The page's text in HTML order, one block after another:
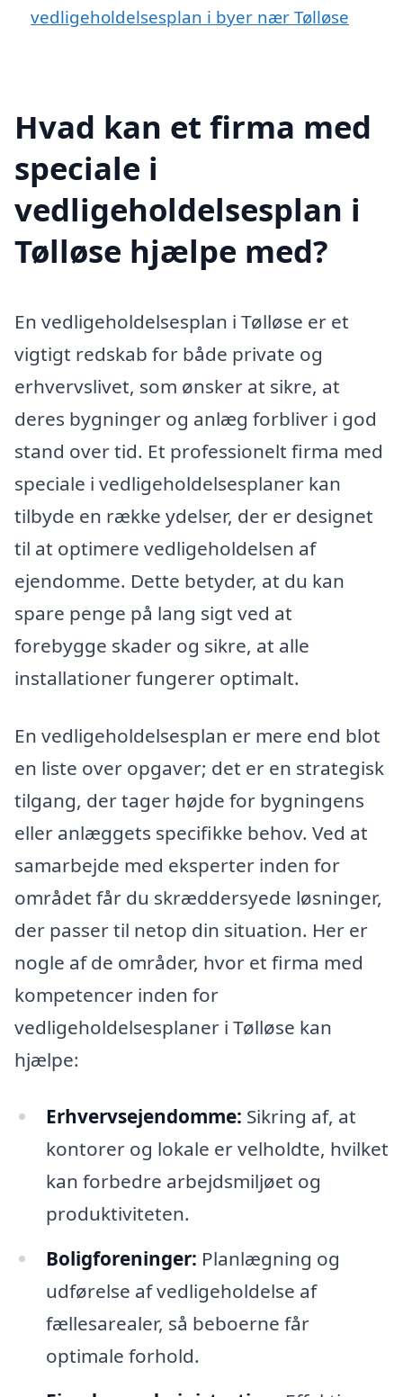
vedligeholdelsesplan i byer nær Tølløse
Hvad kan et firma med
speciale i
vedligeholdelsesplan i
Tølløse hjælpe med?
En vedligeholdelsesplan i Tølløse er et
vigtigt redskab for både private og
erhvervslivet, som ønsker at sikre, at
deres bygninger og anlæg forbliver i god
stand over tid. Et professionelt firma med
speciale i vedligeholdelsesplaner kan
tilbyde en række ydelser, der er designet
til at optimere vedligeholdelsen af
ejendomme. Dette betyder, at du kan
spare penge på lang sigt ved at
forebygge skader og sikre, at alle
installationer fungerer optimalt.
En vedligeholdelsesplan er mere end blot
en liste over opgaver; det er en strategisk
tilgang, der tager højde for bygningens
eller anlæggets specifikke behov. Ved at
samarbejde med eksperter inden for
området får du skræddersyede løsninger,
der passer til netop din situation. Her er
nogle af de områder, hvor et firma med
kompetencer inden for
vedligeholdelsesplaner i Tølløse kan
hjælpe:
Erhvervsejendomme: Sikring af, at
kontorer og lokale er velholdte, hvilket
kan forbedre arbejdsmiljøet og
produktiviteten.
Boligforeninger: Planlægning og
udførelse af vedligeholdelse af
fællesarealer, så beboerne får
optimale forhold.